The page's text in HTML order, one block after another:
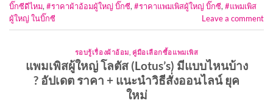
บิ๊กซีดีไหม, #ราคาผ้าอ้อมผู้ใหญ่ บิ๊กซี, #ราคาแพมเพิสผู้ใหญ่ บิ๊กซี, #แพมเพิส
ผู้ใหญ่ ในบิ๊กซี
Leave a comment
รอบรู้เรื่องผ้าอ้อม คู่มือเลือกซื้อแพมเพิส
แพมเพิสผู้ใหญ่ โลตัส (Lotus’s) มีแบบไหนบ้าง
? อัปเดต ราคา + แนะนำวิธีสั่งออนไลน์ ยุค
ใหม่